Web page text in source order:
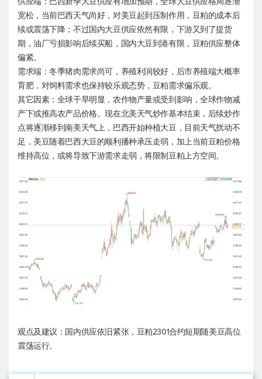
宽松，当前巴西天气尚好，对美豆起到压制作用，豆粕的成本后
续或震荡下降；不过国内大豆供应依然有限，下游又到了提货
期，油厂亏损影响后续买船，国内大豆到港有限，豆粕供应整体
偏紧。
需求端：冬季猪肉需求尚可，养殖利润较好，后市养殖端大概率
育肥，对饲料需求也保持较乐观态势，豆粕需求偏乐观。
其它因素：全球干旱明显，农作物产量或受到影响，全球作物减
产下或推高农产品价格。现在北美天气炒作基本结束，后续炒作
点将逐渐移到南美天气上，巴西开始种植大豆，目前天气扰动不
足，美豆随着巴西大豆的顺利播种承压走弱，加上当前豆粕价格
维持高位，或将导致下游需求走弱，将限制豆粕上方空间。
观点及建议：国内供应依旧紧张，豆粕2301合约短期随美豆高位
震荡运行。